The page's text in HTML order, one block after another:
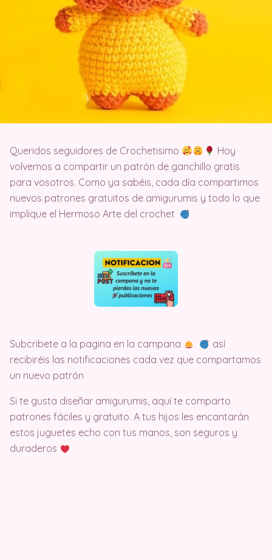
Queridos seguidores de Crochetisimo
Hoy
volvemos a compartir un patrón de ganchillo gratis
para vosotros. Como ya sabéis, cada día compartimos
nuevos patrones gratuitos de amigurumis y todo lo que
implique el Hermoso Arte del crochet
Subcribete a la pagina en la campana
así
recibiréis las notificaciones cada vez que compartamos
un nuevo patrón
Si te gusta diseñar amigurumis, aquí te comparto
patrones fáciles y gratuito. A tus hijos les encantarán
estos juguetes echo con tus manos, son seguros y
duraderos